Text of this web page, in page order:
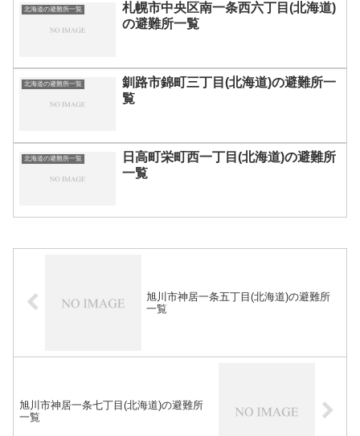
北海道の避難所一覧
札幌市中央区南一条西六丁目(北海道)
の避難所一覧
北海道の避難所一覧
釧路市錦町三丁目(北海道)の避難所一
覧
北海道の避難所一覧
日高町栄町西一丁目(北海道)の避難所
一覧
旭川市神居一条五丁目(北海道)の避難所
一覧
旭川市神居一条七丁目(北海道)の避難所
一覧